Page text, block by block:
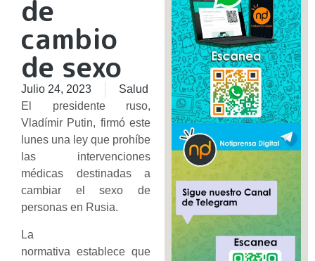
de
cambio
de sexo
Julio 24, 2023
Salud
El presidente ruso,
Vladímir Putin, firmó este
lunes una ley que prohíbe
las intervenciones
médicas destinadas a
cambiar el sexo de
personas en Rusia.
La
normativa establece que